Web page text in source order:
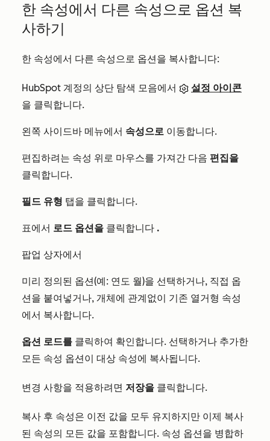
한 속성에서 다른 속성으로 옵션 복
사하기
한 속성에서 다른 속성으로 옵션을 복사합니다:
HubSpot 계정의 상단 탐색 모음에서
설정 아이콘
을 클릭합니다.
왼쪽 사이드바 메뉴에서 속성으로 이동합니다.
편집하려는 속성 위로 마우스를 가져간 다음 편집을
클릭합니다.
필드 유형 탭을 클릭합니다.
표에서 로드 옵션을 클릭합니다 .
팝업 상자에서
미리 정의된 옵션(예: 연도 월)을 선택하거나, 직접 옵
션을 붙여넣거나, 개체에 관계없이 기존 열거형 속성
에서 복사합니다.
옵션 로드를 클릭하여 확인합니다. 선택하거나 추가한
모든 속성 옵션이 대상 속성에 복사됩니다.
변경 사항을 적용하려면 저장을 클릭합니다.
복사 후 속성은 이전 값을 모두 유지하지만 이제 복사
된 속성의 모든 값을 포함합니다. 속성 옵션을 병합하